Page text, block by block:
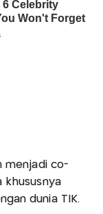
menjadi co-
khususnya
dunia TIK.